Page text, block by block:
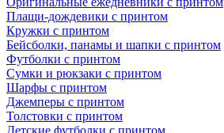
Плащи-дождевики с принтом
Кружки с принтом
Бейсболки, панамы и шапки с принтом
Футболки с принтом
Сумки и рюкзаки с принтом
Шарфы с принтом
Джемперы с принтом
Толстовки с принтом
Детские футболки с принтом